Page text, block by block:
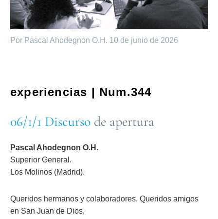
Por Pascal Ahodegnon O.H. 10 de junio de 2026
experiencias | Num.344
06/1/1 Discurso de apertura
Pascal Ahodegnon O.H.
Superior General.
Los Molinos (Madrid).
Queridos hermanos y colaboradores, Queridos amigos
en San Juan de Dios,